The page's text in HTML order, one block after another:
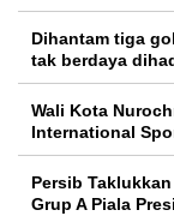
Dihantam tiga
tak berdaya
Wali Kota
International
Persib
Grup A Piala